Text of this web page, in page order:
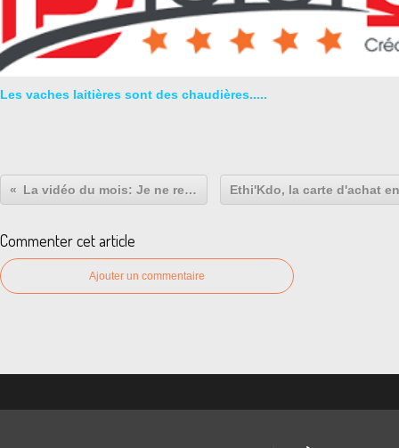
Les vaches laitières sont des chaudières.....
La vidéo du mois: Je ne rends pas mon tablier
Commenter cet article
Ajouter un commentaire